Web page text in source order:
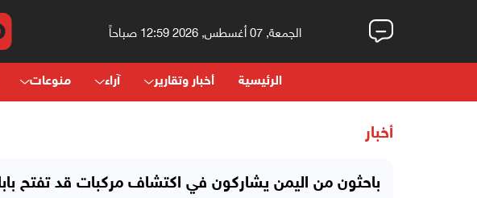
الجمعة, 07 أغسطس, 2026 12:59 صباحاً
الرئيسية أخبار وتقارير آراء منوعات
أخبار
باحثون من اليمن يشاركون في اكتشاف مركبات قد تفتح